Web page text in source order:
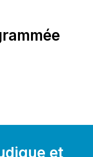
et